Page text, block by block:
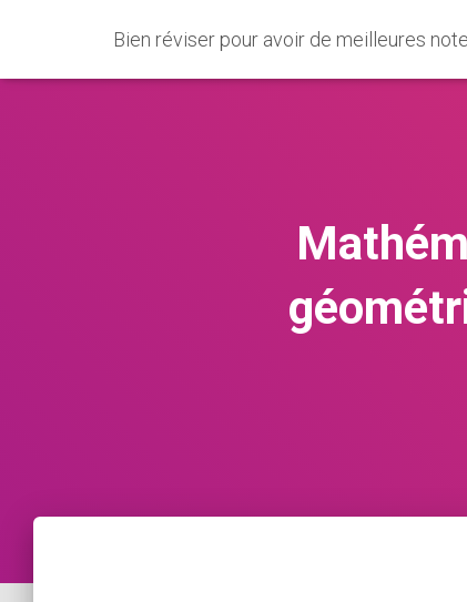
Bien réviser pour avoir de meilleures